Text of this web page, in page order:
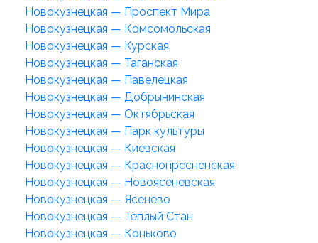
Новокузнецкая — Проспект Мира
Новокузнецкая — Комсомольская
Новокузнецкая — Курская
Новокузнецкая — Таганская
Новокузнецкая — Павелецкая
Новокузнецкая — Добрынинская
Новокузнецкая — Октябрьская
Новокузнецкая — Парк культуры
Новокузнецкая — Киевская
Новокузнецкая — Краснопресненская
Новокузнецкая — Новоясеневская
Новокузнецкая — Ясенево
Новокузнецкая — Тёплый Стан
Новокузнецкая — Коньково